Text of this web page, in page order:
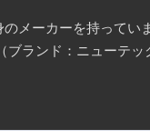
メーカーを持ってい
ブランド：ニューテッ